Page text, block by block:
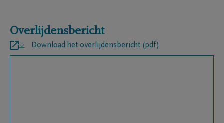
Overlijdensbericht
Download het overlijdensbericht (pdf)